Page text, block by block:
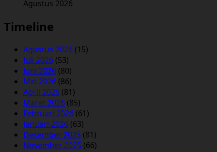
Agustus 2026
Timeline
Agustus 2026 (15)
Juli 2026 (53)
Juni 2026 (80)
Mei 2026 (86)
April 2026 (81)
Maret 2026 (85)
Februari 2026 (61)
Januari 2026 (63)
Desember 2025 (81)
November 2025 (66)